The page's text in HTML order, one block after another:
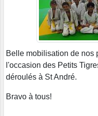
Belle mobilisation de nos
l'occasion des Petits
déroulés à St André.
Bravo à tous!